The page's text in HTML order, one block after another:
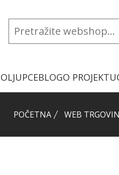
BLOGO PROJEKTU
POČETNA WEB